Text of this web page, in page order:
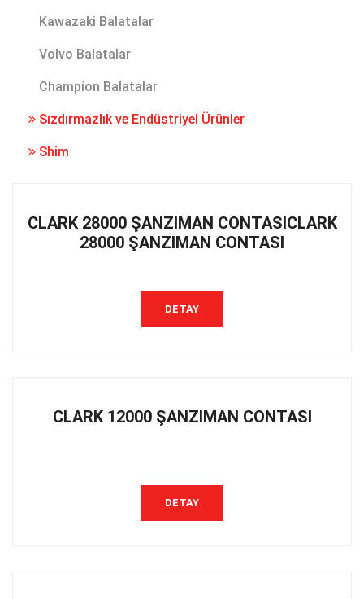
Kawazaki Balatalar
Volvo Balatalar
Champion Balatalar
Sızdırmazlık ve Endüstriyel Ürünler
Shim
CLARK 28000 ŞANZIMAN CONTASICLARK
28000 ŞANZIMAN CONTASI
DETAY
CLARK 12000 ŞANZIMAN CONTASI
DETAY